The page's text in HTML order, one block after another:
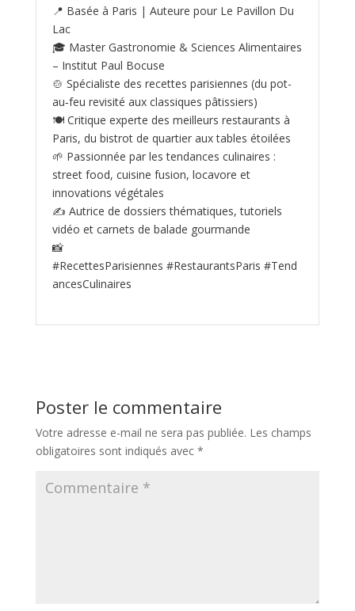
📍 Basée à Paris | Auteure pour Le Pavillon Du
Lac
🎓 Master Gastronomie & Sciences Alimentaires
– Institut Paul Bocuse
🍲 Spécialiste des recettes parisiennes (du pot-
au‑feu revisité aux classiques pâtissiers)
🍽️ Critique experte des meilleurs restaurants à
Paris, du bistrot de quartier aux tables étoilées
🌱 Passionnée par les tendances culinaires :
street food, cuisine fusion, locavore et
innovations végétales
✍️ Autrice de dossiers thématiques, tutoriels
vidéo et carnets de balade gourmande
📸
#RecettesParisiennes #RestaurantsParis #Tend
ancesCulinaires
Poster le commentaire
Votre adresse e-mail ne sera pas publiée. Les champs
obligatoires sont indiqués avec *